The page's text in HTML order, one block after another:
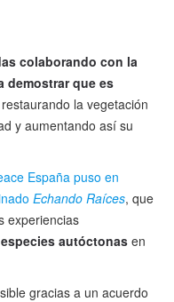
colaborando con la
demostrar que es
restaurando la vegetación
y aumentando así su
España puso en
Echando Raíces, que
experiencias
autóctonas en
gracias a un acuerdo